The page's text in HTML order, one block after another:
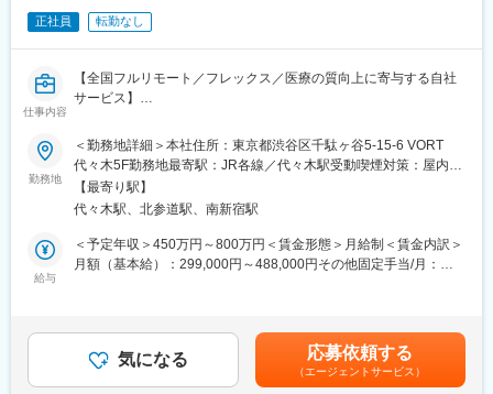
・デザイン作成：Adobe Creative Cloud、Figma、Sketch
・チームコミュニケーション：Slack、Zoom、Strap
・ドキュメント：Strap、Notion、Keynote
■募集背景
近年、Goodpatchへ依頼される案件の幅はプロダクト・サービス
ザインを積極的に取り入れていなかった企業・業界からのご相談
も増えてきました。領域もデジタルに限定せず、サービスデザイ
ンやCXデザインまで広げています。
一貫した形て？ユーサ？ーの目にふれる部分のアウトフ？ットを
する役割を担いますが、クライアントの課題は日々変化してお
「デザインの力を証明する」ためには、既存の手段にとらわれず
自ら領域を広げて課題解決に取り組み続けることが必要です。こ
うした事業の拡大を背景に、UI/UXデザイナーとして活躍いただけ
正社員 転勤なし
仕事内容
【全国フルリモート／フレックス／医療の質向上に寄与する自社
サービス】
医師専用Webサービス・アプリを運営する当社にて、「ヒポク
ラ」のUI/UXデザイナーをお任せします。
■業務内容：
医師という専門性の高いユーザーに向き合い、プロダクト・マー
ケティング・ブランディングまで横断的に関わることができま
す。PM・開発ディレクター・エンジニアと連携しながら、UI/UX
っていただきたいと考えています。
勤務地
＜勤務地詳細＞本社住所：東京都渋谷区千駄ヶ谷5-15-6 VORT
代々木5F勤務地最寄駅：JR各線／代々木駅受動喫煙対策：屋内全
面禁煙変更の範囲：会社の定める事業所（リモートワーク含む）
【最寄り駅】
代々木駅、北参道駅、南新宿駅
給与
＜予定年収＞450万円～800万円＜賃金形態＞月給制＜賃金内訳＞
月額（基本給）：299,000円～488,000円その他固定手当/月：
残業手当＞有＜給与補足＞■上記「その他固定手当」：在宅勤務手
当賃金はあくまでも目安の金額であり、選考を通じて上下する可
能性があります。月給(月額)は固定手当を含めた表記です。
気になる 応募依頼する
（エージェントサービス）